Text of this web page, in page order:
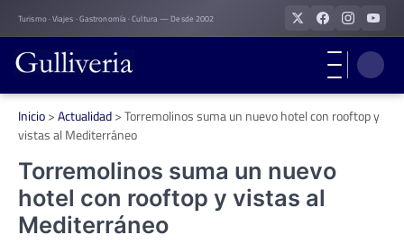
Skip
to
content
Turismo · Viajes · Gastronomía · Cultura — Desde 2002
Inicio>Actualidad>Torremolinos suma un nuevo hotel con rooftop y
vistas al Mediterráneo
Torremolinos suma un nuevo
hotel con rooftop y vistas al
Mediterráneo